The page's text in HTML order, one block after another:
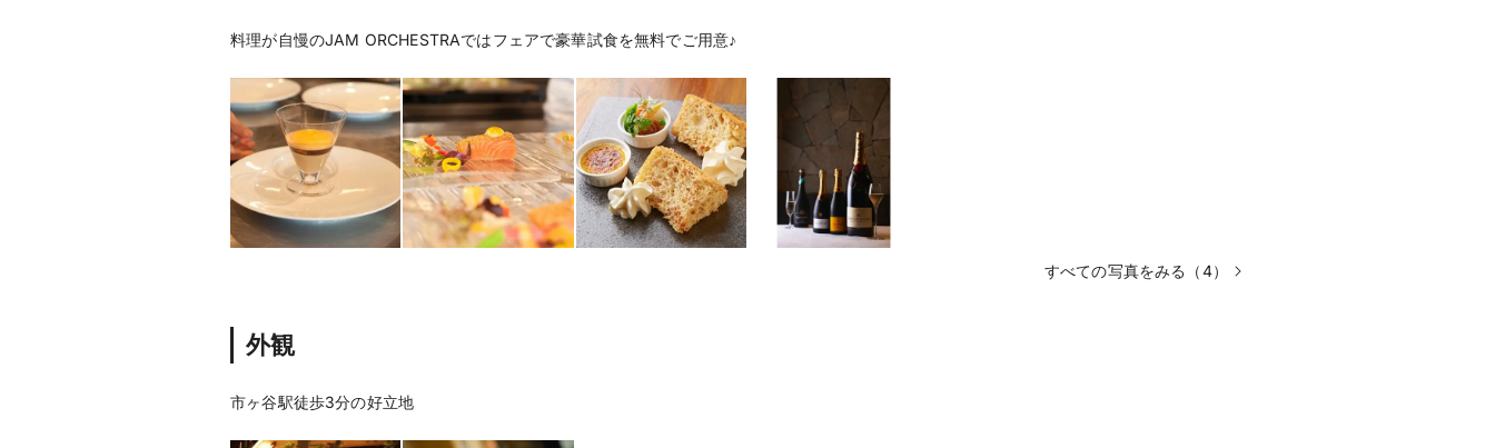
料理が自慢のJAM ORCHESTRAではフェアで豪華試食を無料でご用意♪
すべての写真をみる（4）
外観
市ヶ谷駅徒歩3分の好立地